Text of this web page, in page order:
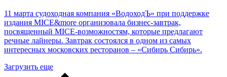
11 марта судоходная компания «ВодоходЪ» при поддержке
издания MICE&more организовала бизнес-завтрак,
посвященный MICE-возможностям, которые предлагают
речные лайнеры. Завтрак состоялся в одном из самых
интересных московских ресторанов – «Сибирь Сибирь».
Загрузить еще